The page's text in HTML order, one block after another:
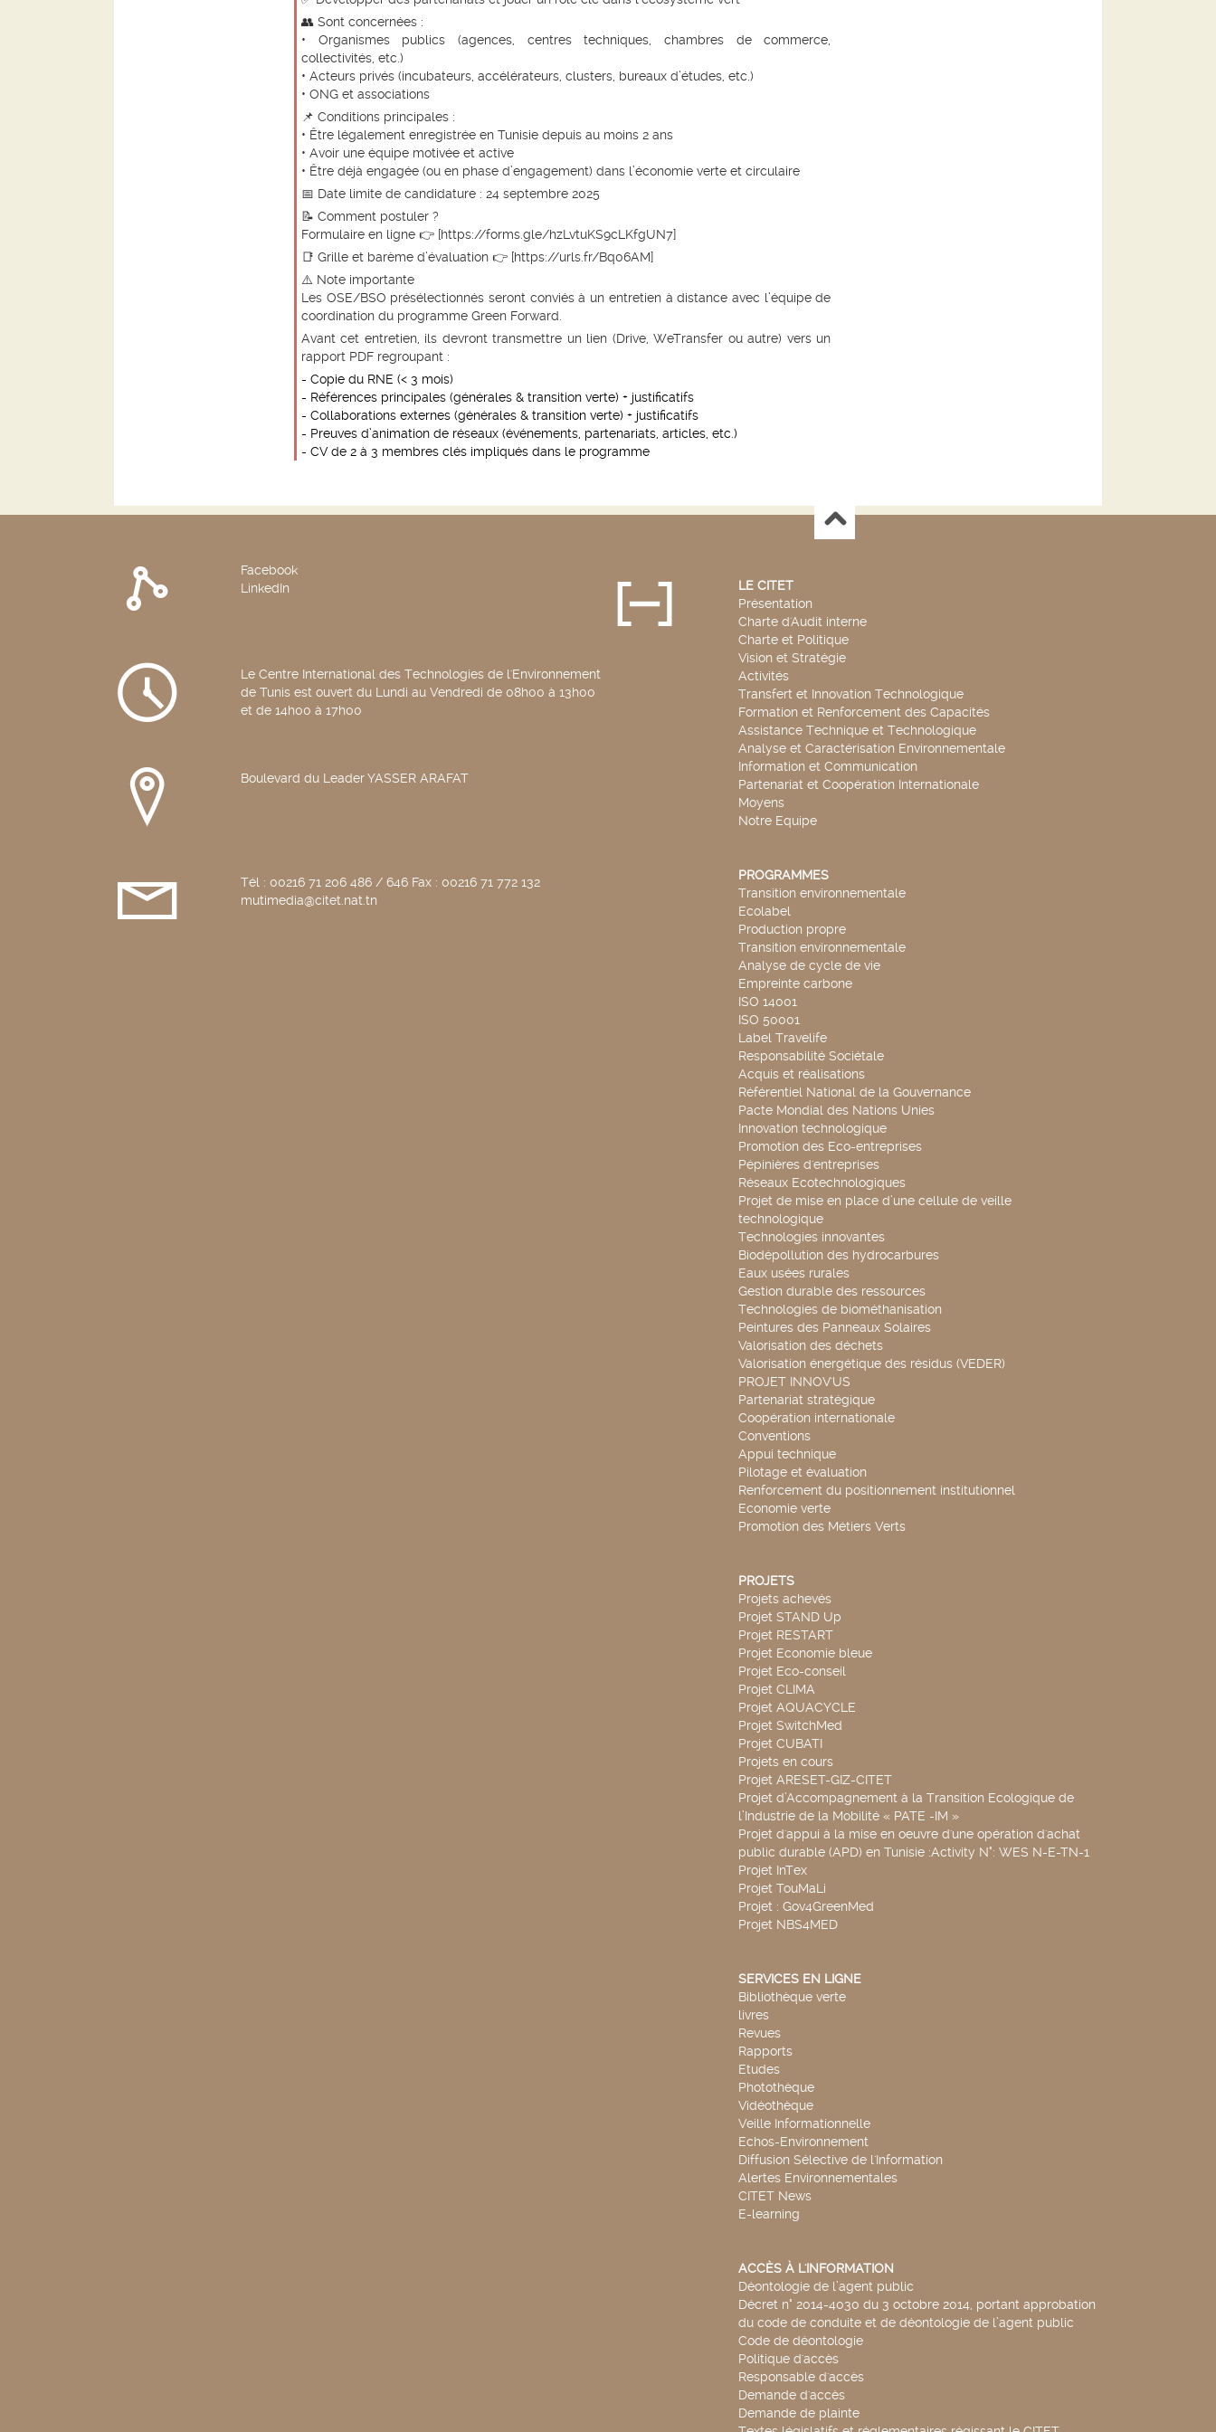
👥 Sont concernées :
• Organismes publics (agences, centres techniques, chambres de commerce,
collectivités, etc.)
• Acteurs privés (incubateurs, accélérateurs, clusters, bureaux d’études, etc.)
• ONG et associations
📌 Conditions principales :
• Être légalement enregistrée en Tunisie depuis au moins 2 ans
• Avoir une équipe motivée et active
• Être déjà engagée (ou en phase d’engagement) dans l’économie verte et circulaire
📅 Date limite de candidature : 24 septembre 2025
📝 Comment postuler ?
Formulaire en ligne 👉 [https://forms.gle/hzLvtuKS9cLKfgUN7]
📑 Grille et barème d’évaluation 👉 [https://urls.fr/Bq06AM]
⚠️ Note importante
Les OSE/BSO présélectionnés seront conviés à un entretien à distance avec l’équipe de
coordination du programme Green Forward
Avant cet entretien, ils devront transmettre un lien (Drive, WeTransfer ou autre) vers un
rapport PDF regroupant :
- Copie du RNE (< 3 mois)
- Références principales (générales & transition verte) + justificatifs
- Collaborations externes (générales & transition verte) + justificatifs
- Preuves d’animation de réseaux (événements, partenariats, articles, etc.)
- CV de 2 à 3 membres clés impliqués dans le programme
Facebook
LinkedIn
Le Centre International des Technologies de l'Environnement
de Tunis est ouvert du Lundi au Vendredi de 08h00 à 13h00
et de 14h00 à 17h00
Boulevard du Leader YASSER ARAFAT
Tél : 00216 71 206 486 / 646 Fax : 00216 71 772 132
mutimedia@citet.nat.tn
LE CITET
Présentation
Charte d'Audit interne
Charte et Politique
Vision et Stratégie
Activités
Transfert et Innovation Technologique
Formation et Renforcement des Capacités
Assistance Technique et Technologique
Analyse et Caractérisation Environnementale
Information et Communication
Partenariat et Coopération Internationale
Moyens
Notre Equipe
PROGRAMMES
Transition environnementale
Ecolabel
Production propre
Transition environnementale
Analyse de cycle de vie
Empreinte carbone
ISO 14001
ISO 50001
Label Travelife
Responsabilité Sociétale
Acquis et réalisations
Référentiel National de la Gouvernance
Pacte Mondial des Nations Unies
Innovation technologique
Promotion des Eco-entreprises
Pépinières d'entreprises
Réseaux Ecotechnologiques
Projet de mise en place d’une cellule de veille
technologique
Technologies innovantes
Biodépollution des hydrocarbures
Eaux usées rurales
Gestion durable des ressources
Technologies de biométhanisation
Peintures des Panneaux Solaires
Valorisation des déchets
Valorisation énergétique des résidus (VEDER)
PROJET INNOV'US
Partenariat stratégique
Coopération internationale
Conventions
Appui technique
Pilotage et évaluation
Renforcement du positionnement institutionnel
Economie verte
Promotion des Métiers Verts
PROJETS
Projets achevés
Projet STAND Up
Projet RESTART
Projet Economie bleue
Projet Eco-conseil
Projet CLIMA
Projet AQUACYCLE
Projet SwitchMed
Projet CUBATI
Projets en cours
Projet ARESET-GIZ-CITET
Projet d’Accompagnement à la Transition Ecologique de
l’Industrie de la Mobilité « PATE -IM »
Projet d'appui à la mise en oeuvre d'une opération d'achat
public durable (APD) en Tunisie :Activity N°: WES N-E-TN-1
Projet InTex
Projet TouMaLi
Projet : Gov4GreenMed
Projet NBS4MED
SERVICES EN LIGNE
Bibliothèque verte
livres
Revues
Rapports
Etudes
Photothèque
Vidéothèque
Veille Informationnelle
Echos-Environnement
Diffusion Sélective de l'Information
Alertes Environnementales
CITET News
E-learning
ACCÈS À L'INFORMATION
Déontologie de l’agent public
Décret n° 2014-4030 du 3 octobre 2014, portant approbation
du code de conduite et de déontologie de l’agent public
Code de déontologie
Politique d'accès
Responsable d'accès
Demande d'accès
Demande de plainte